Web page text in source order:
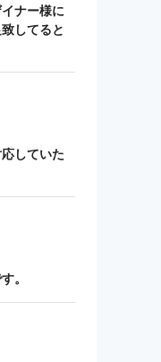
ナー様に
してると
していた
。